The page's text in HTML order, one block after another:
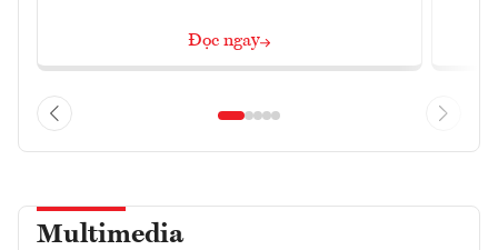
Đọc ngay
Multimedia